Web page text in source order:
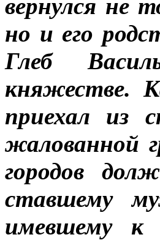
вернулся не
но и его
Глеб
княжестве.
приехал из
жалованной
городов
ставшему
имевшему к